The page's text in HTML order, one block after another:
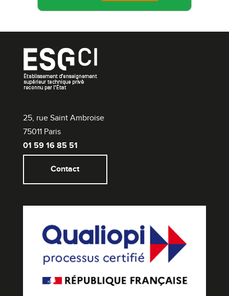
25, rue Saint Ambroise
75011 Paris
01 59 16 85 51
Contact